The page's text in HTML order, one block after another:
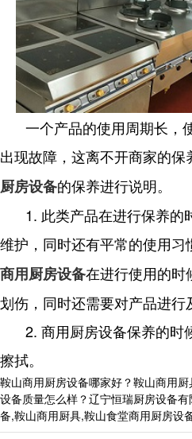
一个产品的使用周期长，
出现故障，这离不开商家的保
厨房设备的保养进行说明。
1. 此类产品在进行保养的
维护，同时还有平常的使用习
商用厨房设备在进行使用的时
划伤，同时还需要对产品进行
2. 商用厨房设备保养的时
擦拭。
鞍山商用厨房设备哪家好？鞍山商用
设备质量怎么样？辽宁恒瑞厨房设备
备,鞍山商用厨具,鞍山食堂商用厨房设